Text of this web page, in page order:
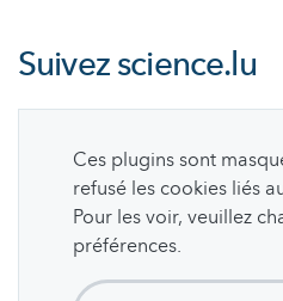
Suivezscience.lu
Ces plugins sont
refusé les cookies liés
Pour les voir, veuillez
préférences.